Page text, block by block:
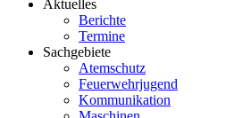
Aktuelles
Berichte
Termine
Sachgebiete
Atemschutz
Feuerwehrjugend
Kommunikation